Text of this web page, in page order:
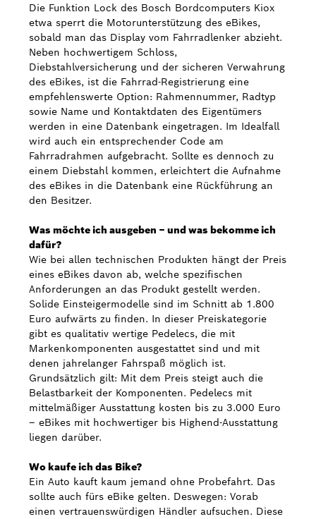
Die Funktion Lock des Bosch Bordcomputers Kiox
etwa sperrt die Motorunterstützung des eBikes,
sobald man das Display vom Fahrradlenker abzieht.
Neben hochwertigem Schloss,
Diebstahlversicherung und der sicheren Verwahrung
des eBikes, ist die Fahrrad-Registrierung eine
empfehlenswerte Option: Rahmennummer, Radtyp
sowie Name und Kontaktdaten des Eigentümers
werden in eine Datenbank eingetragen. Im Idealfall
wird auch ein entsprechender Code am
Fahrradrahmen aufgebracht. Sollte es dennoch zu
einem Diebstahl kommen, erleichtert die Aufnahme
des eBikes in die Datenbank eine Rückführung an
den Besitzer.
Was möchte ich ausgeben – und was bekomme ich
dafür?
Wie bei allen technischen Produkten hängt der Preis
eines eBikes davon ab, welche spezifischen
Anforderungen an das Produkt gestellt werden.
Solide Einsteigermodelle sind im Schnitt ab 1.800
Euro aufwärts zu finden. In dieser Preiskategorie
gibt es qualitativ wertige Pedelecs, die mit
Markenkomponenten ausgestattet sind und mit
denen jahrelanger Fahrspaß möglich ist.
Grundsätzlich gilt: Mit dem Preis steigt auch die
Belastbarkeit der Komponenten. Pedelecs mit
mittelmäßiger Ausstattung kosten bis zu 3.000 Euro
– eBikes mit hochwertiger bis Highend-Ausstattung
liegen darüber.
Wo kaufe ich das Bike?
Ein Auto kauft kaum jemand ohne Probefahrt. Das
sollte auch fürs eBike gelten. Deswegen: Vorab
einen vertrauenswürdigen Händler aufsuchen. Diese